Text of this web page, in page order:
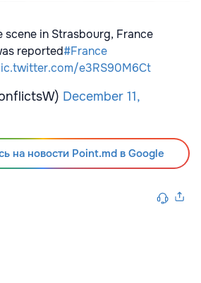
scene in Strasbourg, France
reported#France
e3RS90M6Ct
December 11,
на новости Point.md в Google